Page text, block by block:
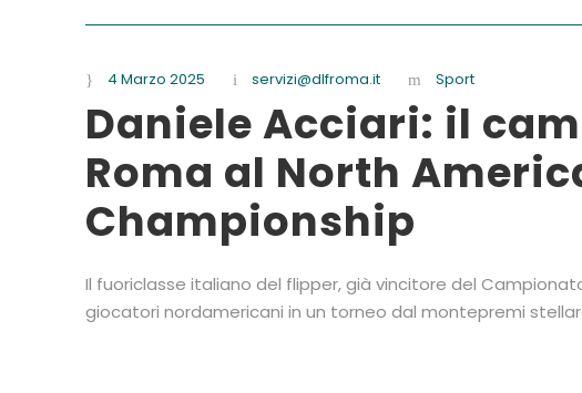
4 Marzo 2025 servizi@dlfroma.it Sport
Daniele Acciari: il
Roma al North
Championship
Il fuoriclasse italiano del flipper, già vincitore del
giocatori nordamericani in un torneo dal montepremi